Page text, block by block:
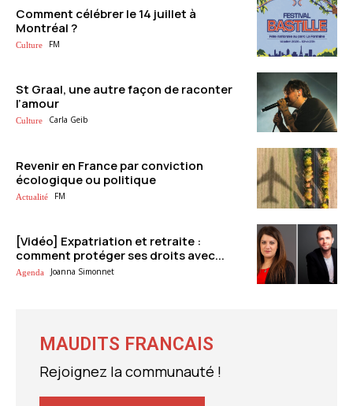
Comment célébrer le 14 juillet à
Montréal ?
Culture FM
St Graal, une autre façon de raconter
l’amour
Culture Carla Geib
Revenir en France par conviction
écologique ou politique
Actualité FM
[Vidéo] Expatriation et retraite :
comment protéger ses droits avec...
Agenda Joanna Simonnet
MAUDITS FRANCAIS
Rejoignez la communauté !